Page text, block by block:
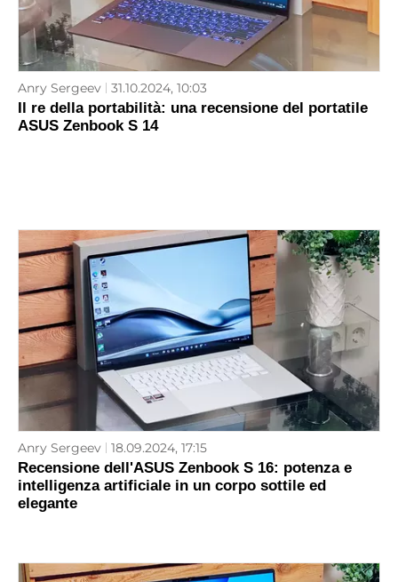
Anry Sergeev 31.10.2024, 10:03
Il re della portabilità: una recensione del portatile
ASUS Zenbook S 14
Anry Sergeev 18.09.2024, 17:15
Recensione dell'ASUS Zenbook S 16: potenza e
intelligenza artificiale in un corpo sottile ed
elegante